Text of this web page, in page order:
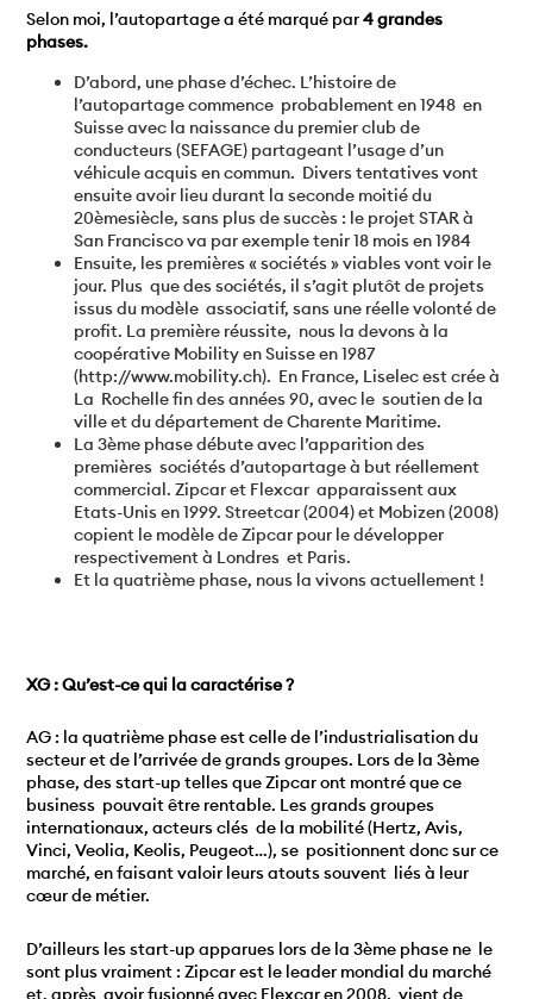
Selon moi, l’autopartage a été marqué par4 grandes
phases.
D’abord, une phase d’échec. L’histoire de
l’autopartage commence probablement en 1948 en
Suisse avec la naissance du premier club de
conducteurs (SEFAGE) partageant l’usage d’un
véhicule acquis en commun. Divers tentatives vont
ensuite avoir lieu durant la seconde moitié du
20èmesiècle, sans plus de succès : le projet STAR à
San Francisco va par exemple tenir 18 mois en 1984
Ensuite, les premières « sociétés » viables vont voir le
jour. Plus que des sociétés, il s’agit plutôt de projets
issus du modèle associatif, sans une réelle volonté de
profit. La première réussite, nous la devons à la
coopérative Mobility en Suisse en 1987
(http://www.mobility.ch). En France, Liselec est crée à
La Rochelle fin des années 90, avec le soutien de la
ville et du département de Charente Maritime.
La 3ème phase débute avec l’apparition des
premières sociétés d’autopartage à but réellement
commercial. Zipcar et Flexcar apparaissent aux
Etats-Unis en 1999. Streetcar (2004) et Mobizen (2008)
copient le modèle de Zipcar pour le développer
respectivement à Londres et Paris.
Et la quatrième phase, nous la vivons actuellement !
XG : Qu’est-ce qui la caractérise ?
AG : la quatrième phase est celle de l’industrialisation du
secteur et de l’arrivée de grands groupes. Lors de la 3ème
phase, des start-up telles que Zipcar ont montré que ce
business pouvait être rentable. Les grands groupes
internationaux, acteurs clés de la mobilité (Hertz, Avis,
Vinci, Veolia, Keolis, Peugeot…), se positionnent donc sur ce
marché, en faisant valoir leurs atouts souvent liés à leur
cœur de métier.
D’ailleurs les start-up apparues lors de la 3ème phase ne le
sont plus vraiment : Zipcar est le leader mondial du marché
et, après avoir fusionné avec Flexcar en 2008, vient de